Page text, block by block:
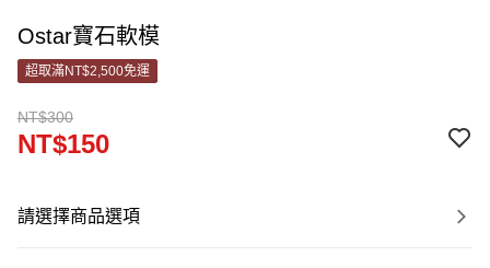
Ostar寶石軟模
超取滿NT$2,500免運
NT$300
NT$150
請選擇商品選項